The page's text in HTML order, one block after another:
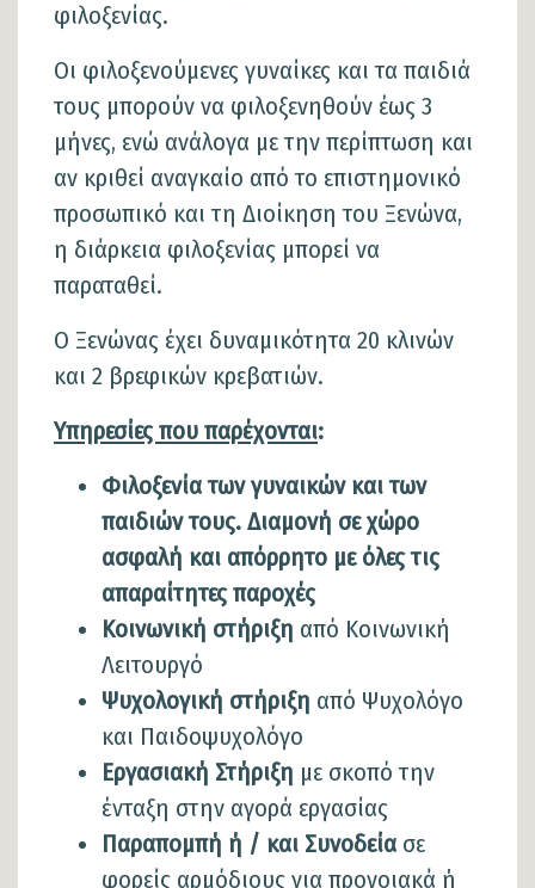
φιλοξενίας.
Οι φιλοξενούμενες γυναίκες και τα παιδιά
τους μπορούν να φιλοξενηθούν έως 3
μήνες, ενώ ανάλογα με την περίπτωση και
αν κριθεί αναγκαίο από το επιστημονικό
προσωπικό και τη Διοίκηση του Ξενώνα,
η διάρκεια φιλοξενίας μπορεί να
παραταθεί.
Ο Ξενώνας έχει δυναμικότητα 20 κλινών
και 2 βρεφικών κρεβατιών.
Υπηρεσίες που παρέχονται:
Φιλοξενία των γυναικών και των
παιδιών τους. Διαμονή σε χώρο
ασφαλή και απόρρητο με όλες τις
απαραίτητες παροχές
Κοινωνική στήριξη από Κοινωνική
Λειτουργό
Ψυχολογική στήριξη από Ψυχολόγο
και Παιδοψυχολόγο
Εργασιακή Στήριξη με σκοπό την
ένταξη στην αγορά εργασίας
Παραπομπή ή / και Συνοδεία σε
φορείς αρμόδιους για προνοιακά ή